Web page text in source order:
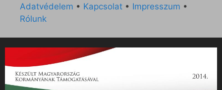
Adatvédelem • Kapcsolat • Impresszum •
Rólunk